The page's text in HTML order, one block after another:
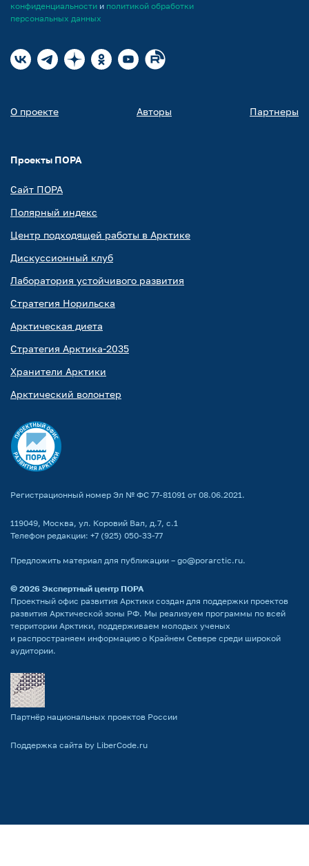
конфиденциальности и политикой обработки
персональных данных
О проекте Авторы Партнеры
Проекты ПОРА
Сайт ПОРА
Полярный индекс
Центр подходящей работы в Арктике
Дискуссионный клуб
Лаборатория устойчивого развития
Стратегия Норильска
Арктическая диета
Стратегия Арктика-2035
Хранители Арктики
Арктический волонтер
Регистрационный номер Эл № ФС 77-81091 от 08.06.2021.
119049, Москва, ул. Коровий Вал, д.7, с.1
Телефон редакции: +7 (925) 050-33-77
Предложить материал для публикации – go@porarctic.ru.
© 2026 Экспертный центр ПОРА
Проектный офис развития Арктики создан для поддержки проектов
развития Арктической зоны РФ. Мы реализуем программы по всей
территории Арктики, поддерживаем молодых ученых
и распространяем информацию о Крайнем Севере среди широкой
аудитории.
Партнёр национальных проектов России
Поддержка сайта by LiberCode.ru